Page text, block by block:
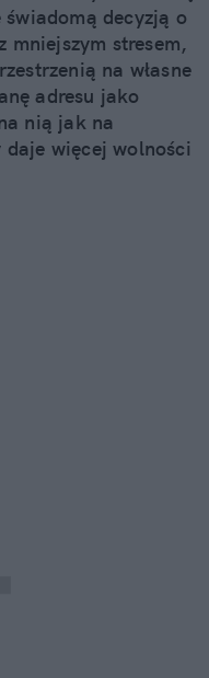
decyzją o
mniejszym stresem,
na własne
adresu jako
nią jak na
więcej wolności